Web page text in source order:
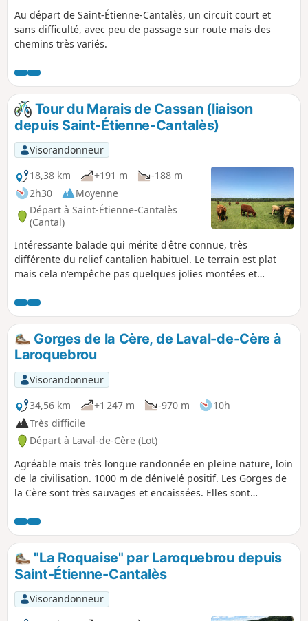
Au départ de Saint-Étienne-Cantalès, un circuit court et
sans difficulté, avec peu de passage sur route mais des
chemins très variés.
Tour du Marais de Cassan (liaison
depuis Saint-Étienne-Cantalès)
Visorandonneur
18,38 km
+191 m
-188 m
2h30
Moyenne
Départ à Saint-Étienne-Cantalès
(Cantal)
Intéressante balade qui mérite d'être connue, très
différente du relief cantalien habituel. Le terrain est plat
mais cela n'empêche pas quelques jolies montées et
VTT on est agréablement surpris par la variété de la
végétation et des paysages. La plus grande partie de la
balade est à l'ombre des arbres.
Gorges de la Cère, de Laval-de-Cère à
Laroquebrou
Visorandonneur
34,56 km
+1 247 m -970 m
10h
Très difficile
Départ à Laval-de-Cère (Lot)
Agréable mais très longue randonnée en pleine nature, loin
de la civilisation. 1000 m de dénivelé positif. Les Gorges de
la Cère sont très sauvages et encaissées. Elles sont
est presque entièrement à l'ombre et, en conséquence, les
arbres cachent le plus souvent la vue. À tenter plutôt au
printemps ou à l'automne ?
"La Roquaise" par Laroquebrou depuis
Saint-Étienne-Cantalès
Visorandonneur